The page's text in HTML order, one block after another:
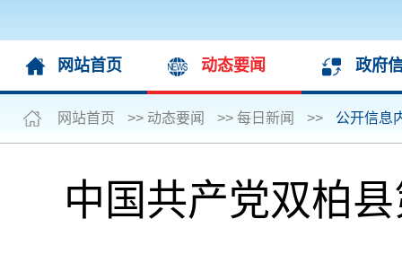
网站首页 动态要闻 政府
网站首页 >> 动态要闻 >> 每日新闻 >> 公开信息
中国共产党双柏